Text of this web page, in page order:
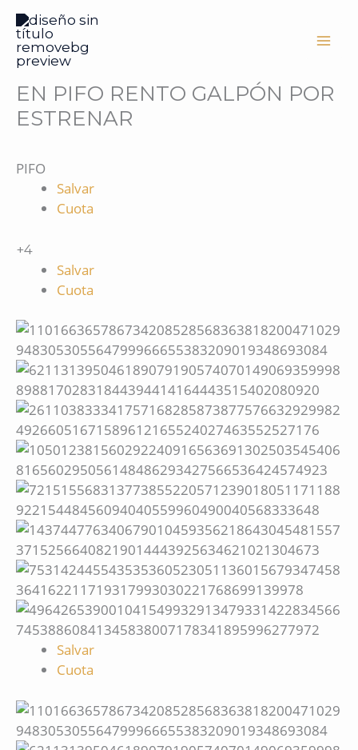
contenido
EN PIFO RENTO GALPÓN POR
ESTRENAR
PIFO
Salvar
Cuota
+4
Salvar
Cuota
Salvar
Cuota